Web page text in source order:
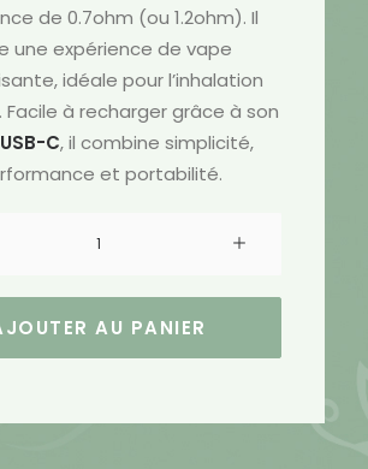
de 0.7ohm (ou 1.2ohm). Il
une expérience de vape
idéale pour l’inhalation
Facile à recharger grâce à son
USB-C, il combine simplicité,
et portabilité.
de
Doric
800mAh
AU PANIER